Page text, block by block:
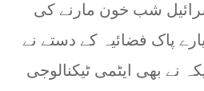
شب خون مارنے کی
پاک فضائیہ کے دستے نے
نے بھی ایٹمی ٹیکنالوجی